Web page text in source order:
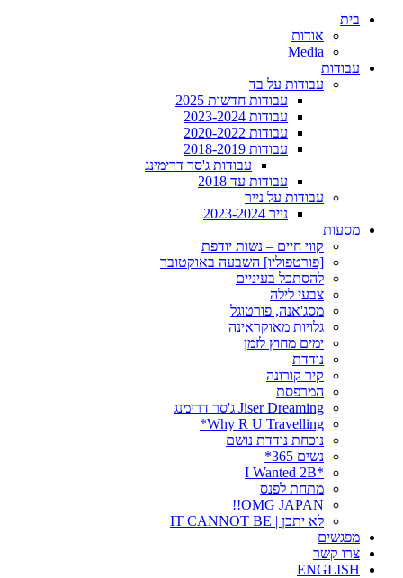
בית
אודות
Media
עבודות
עבודות על בד
עבודות חדשות 2025
עבודות 2023-2024
עבודות 2020-2022
עבודות 2018-2019
עבודות ג'סר דרימינג
עבודות עד 2018
עבודות על נייר
נייר 2023-2024
מסעות
קווי חיים – נשות יודפת
[פורטפוליו] השבעה באוקטובר
להסתכל בעיניים
צבעי לילה
מסג'אנה, פורטוגל
גלויות מאוקראינה
ימים מחוץ לזמן
נודדת
קיר קורונה
המרפסת
Jiser Dreaming ג'סר דרימנג
Why R U Travelling*
נוכחת נודדת נושם
נשים 365*
*I Wanted 2B
מתחת לפנס
OMG JAPAN!!
לא יתכן | IT CANNOT BE
מפגשים
צרו קשר
ENGLISH